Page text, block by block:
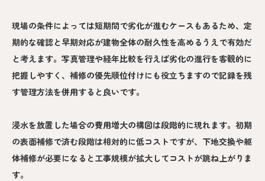
現場の条件によっては短期間で劣化が進むケースもあるため、定
期的な確認と早期対応が建物全体の耐久性を高めるうえで有効だ
と考えます。写真管理や経年比較を行えば劣化の進行を客観的に
把握しやすく、補修の優先順位付けにも役立ちますので記録を残
す管理方法を併用すると良いです。
浸水を放置した場合の費用増大の構図は段階的に現れます。初期
の表面補修で済む段階は相対的に低コストですが、下地交換や躯
体補修が必要になると工事規模が拡大してコストが跳ね上がりま
す。